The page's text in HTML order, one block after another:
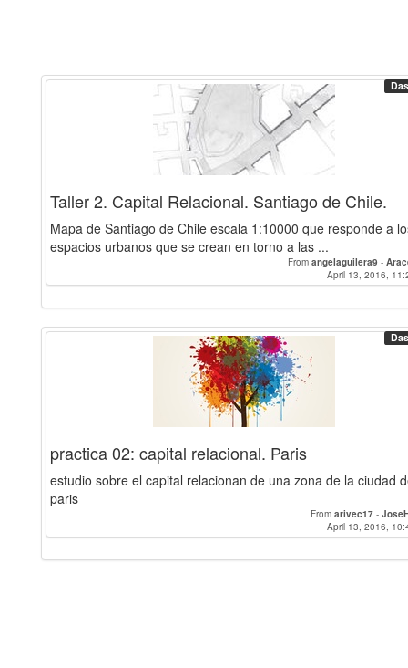
Taller 2. Capital Relacional. Santiago de Chile.
Mapa de Santiago de Chile escala 1:10000 que responde a
espacios urbanos que se crean en torno a las ...
From angelaguilera9 -
April 13, 2016,
practica 02: capital relacional. Paris
estudio sobre el capital relacionan de una zona de la ciudad
paris
From arivec17 -
April 13, 2016,